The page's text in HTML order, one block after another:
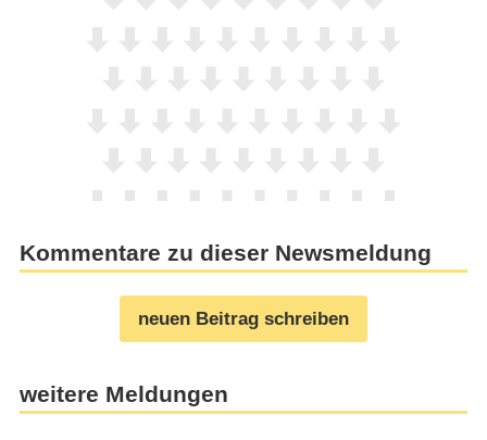
Kommentare zu dieser Newsmeldung
neuen Beitrag schreiben
weitere Meldungen